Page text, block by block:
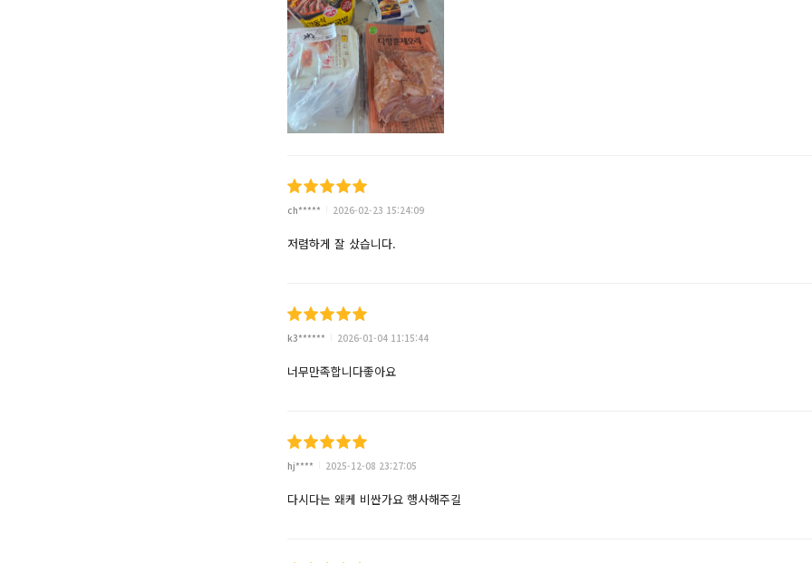
ch***** 2026-02-23 15:24:09
저렴하게 잘 샀습니다.
k3****** 2026-01-04 11:15:44
너무만족합니다좋아요
hj**** 2025-12-08 23:27:05
다시다는 왜케 비싼가요 행사해주길